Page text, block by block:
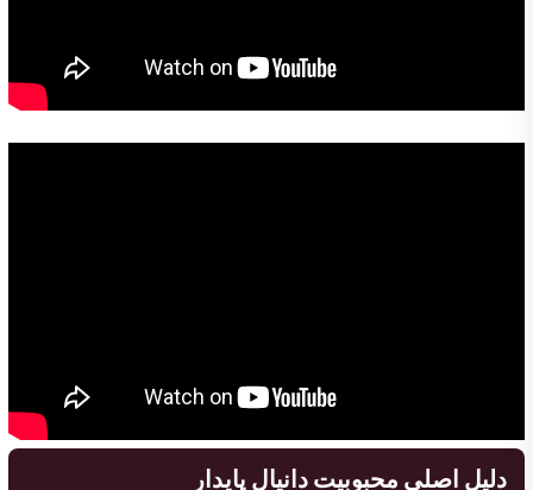
دلیل اصلی محبوبیت دانیال پایدار